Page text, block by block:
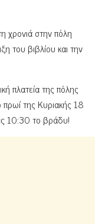
στην πόλη
του βιβλίου και την
πλατεία της πόλης
της Κυριακής 18
10:30 το βράδυ!